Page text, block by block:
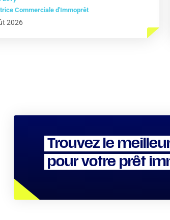
Commerciale d'Immoprêt
2026
Trouvez le
pour votre prêt